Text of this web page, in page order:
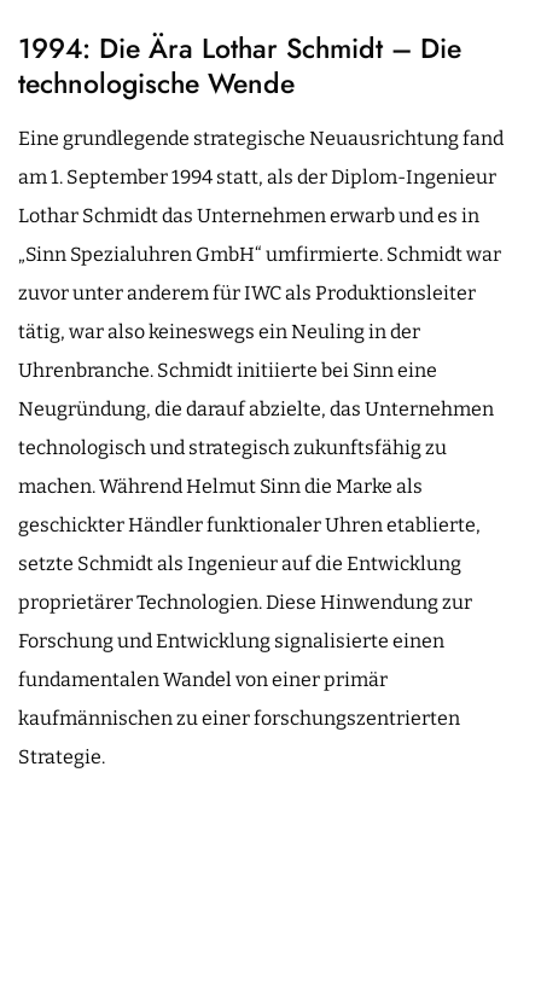
1994: Die Ära Lothar Schmidt – Die
technologische Wende
Eine grundlegende strategische Neuausrichtung fand
am 1. September 1994 statt, als der Diplom-Ingenieur
Lothar Schmidt das Unternehmen erwarb und es in
„Sinn Spezialuhren GmbH“ umfirmierte. Schmidt war
zuvor unter anderem für IWC als Produktionsleiter
tätig, war also keineswegs ein Neuling in der
Uhrenbranche. Schmidt initiierte bei Sinn eine
Neugründung, die darauf abzielte, das Unternehmen
technologisch und strategisch zukunftsfähig zu
machen. Während Helmut Sinn die Marke als
geschickter Händler funktionaler Uhren etablierte,
setzte Schmidt als Ingenieur auf die Entwicklung
proprietärer Technologien. Diese Hinwendung zur
Forschung und Entwicklung signalisierte einen
fundamentalen Wandel von einer primär
kaufmännischen zu einer forschungszentrierten
Strategie.